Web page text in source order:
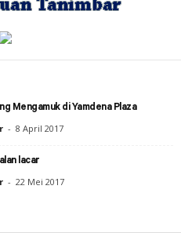
Mengamuk di Yamdena Plaza
- 8 April 2017
lacar
- 22 Mei 2017